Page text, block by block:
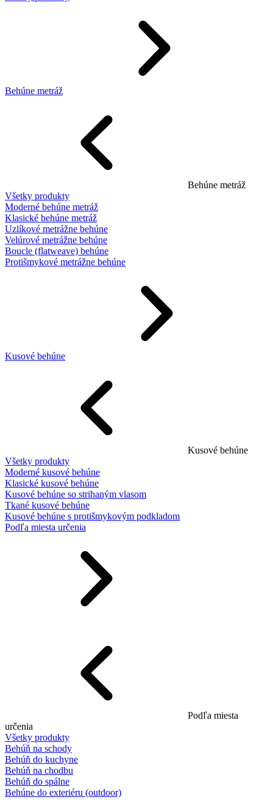
Behúne metráž
Behúne metráž
Všetky produkty
Moderné behúne metráž
Klasické behúne metráž
Uzlíkové metrážne behúne
Velúrové metrážne behúne
Boucle (flatweave) behúne
Protišmykové metrážne behúne
Kusové behúne
Kusové behúne
Všetky produkty
Moderné kusové behúne
Klasické kusové behúne
Kusové behúne so strihaným vlasom
Tkané kusové behúne
Kusové behúne s protišmykovým podkladom
Podľa miesta určenia
Podľa miesta
určenia
Všetky produkty
Behúň na schody
Behúň do kuchyne
Behúň na chodbu
Behúň do spálne
Behúne do exteriéru (outdoor)